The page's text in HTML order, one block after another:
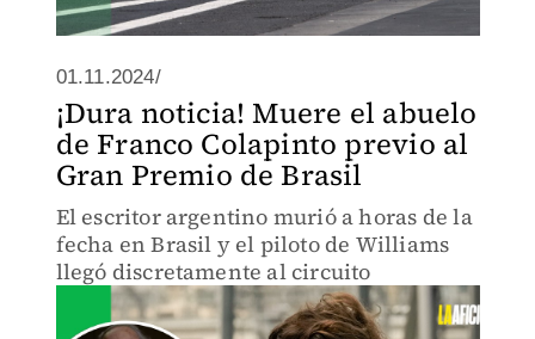
01.11.2024/
¡Dura noticia! Muere el abuelo
de Franco Colapinto previo al
Gran Premio de Brasil
El escritor argentino murió a horas de la
fecha en Brasil y el piloto de Williams
llegó discretamente al circuito